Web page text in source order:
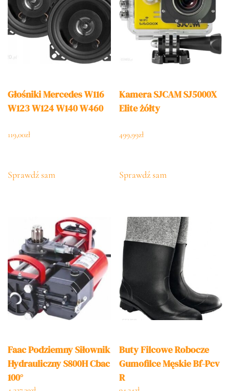
Głośniki Mercedes W116
W123 W124 W140 W460
119,00zł
Sprawdź sam
Kamera SJCAM SJ5000X
Elite żółty
499,99zł
Sprawdź sam
Faac Podziemny Siłownik
Hydrauliczny S800H Cbac
100°
Buty Filcowe Robocze
Gumofilce Męskie Bf-Pcv
R